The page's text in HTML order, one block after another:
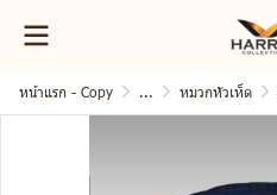
หน้าแรก - Copy ... หมวกหัวเห็ด